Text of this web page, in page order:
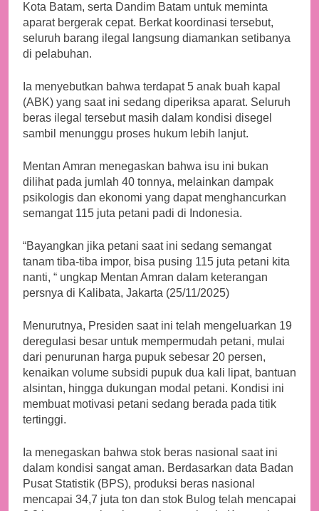
Kota Batam, serta Dandim Batam untuk meminta
aparat bergerak cepat. Berkat koordinasi tersebut,
seluruh barang ilegal langsung diamankan setibanya
di pelabuhan.
Ia menyebutkan bahwa terdapat 5 anak buah kapal
(ABK) yang saat ini sedang diperiksa aparat. Seluruh
beras ilegal tersebut masih dalam kondisi disegel
sambil menunggu proses hukum lebih lanjut.
Mentan Amran menegaskan bahwa isu ini bukan
dilihat pada jumlah 40 tonnya, melainkan dampak
psikologis dan ekonomi yang dapat menghancurkan
semangat 115 juta petani padi di Indonesia.
“Bayangkan jika petani saat ini sedang semangat
tanam tiba-tiba impor, bisa pusing 115 juta petani kita
nanti, “ ungkap Mentan Amran dalam keterangan
persnya di Kalibata, Jakarta (25/11/2025)
Menurutnya, Presiden saat ini telah mengeluarkan 19
deregulasi besar untuk mempermudah petani, mulai
dari penurunan harga pupuk sebesar 20 persen,
kenaikan volume subsidi pupuk dua kali lipat, bantuan
alsintan, hingga dukungan modal petani. Kondisi ini
membuat motivasi petani sedang berada pada titik
tertinggi.
Ia menegaskan bahwa stok beras nasional saat ini
dalam kondisi sangat aman. Berdasarkan data Badan
Pusat Statistik (BPS), produksi beras nasional
mencapai 34,7 juta ton dan stok Bulog telah mencapai